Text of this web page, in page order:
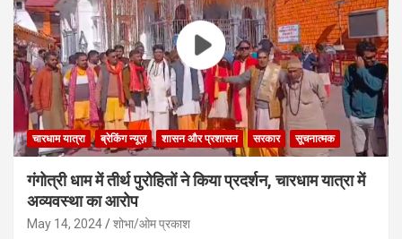
चारधाम यात्रा ब्रेकिंग न्यूज़ शासन और प्रशासन सरकार सूचनात्मक
गंगोत्री धाम में तीर्थ पुरोहितों ने किया प्रदर्शन, चारधाम यात्रा में
अव्यवस्था का आरोप
May 14, 2024 शोभा/ओम प्रकाश